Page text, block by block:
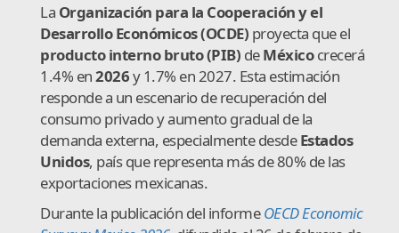
La Organización para la Cooperación y el
Desarrollo Económicos (OCDE) proyecta que el
producto interno bruto (PIB) deMéxicocrecerá
1.4% en2026y 1.7% en 2027. Esta estimación
responde a un escenario de recuperación del
consumo privado y aumento gradual de la
demanda externa, especialmente desdeEstados
Unidos, país que representa más de 80% de las
exportaciones mexicanas.
Durante la publicación del informeOECD Economic